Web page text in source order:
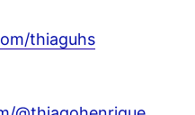
thiaguhs